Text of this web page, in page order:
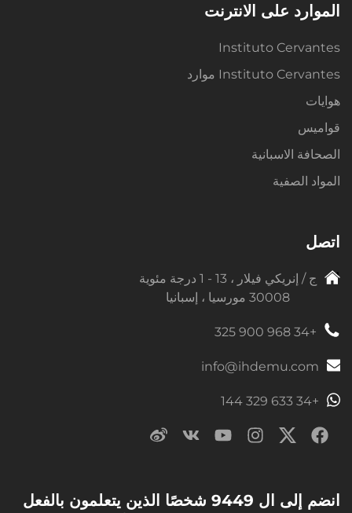
الموارد على الانترنت
Instituto Cervantes
Instituto Cervantes موارد
هوايات
قواميس
الصحافة الاسبانية
المواد الصفية
اتصل
ج / إنريكي فيلار ، 13 - 1 درجة مئوية
30008 مورسيا ، إسبانيا
+34 968 900 325
info@ihdemu.com
+34 633 329 144
انضم إلى ال 9449 شخصًا الذين يتعلمون بالفعل